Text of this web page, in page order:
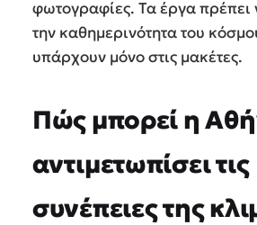
φωτογραφίες. Τα έργα πρέπει
την καθημερινότητα του
υπάρχουν μόνο στις μακέτες.
Πώς μπορεί η
αντιμετωπίσει τις
συνέπειες της